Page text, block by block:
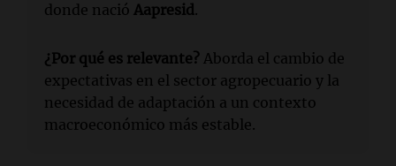
donde nació Aapresid .
¿Por qué es relevante? Aborda el cambio de
expectativas en el sector agropecuario y la
necesidad de adaptación a un contexto
macroeconómico más estable.